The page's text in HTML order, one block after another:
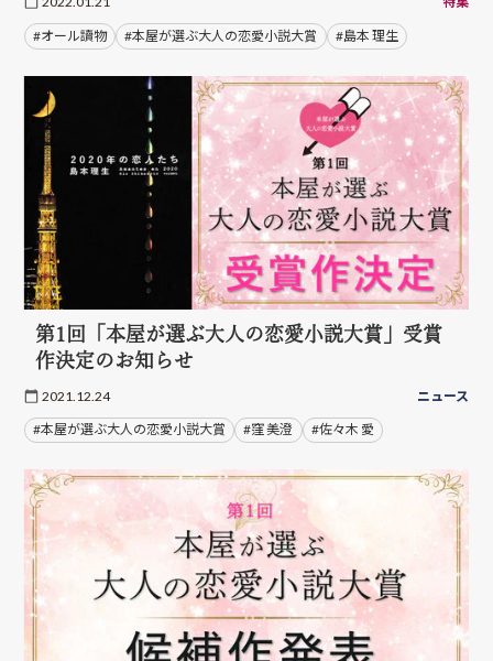
#オール讀物 #本屋が選ぶ大人の恋愛小説大賞 #島本 理生
第1回「本屋が選ぶ大人の恋愛小説大賞」受賞
作決定のお知らせ
2021.12.24 ニュース
#本屋が選ぶ大人の恋愛小説大賞 #窪 美澄 #佐々木 愛